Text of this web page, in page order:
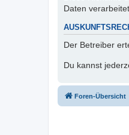
Daten
Der Betreiber
Du kannst
Foren-Übersicht